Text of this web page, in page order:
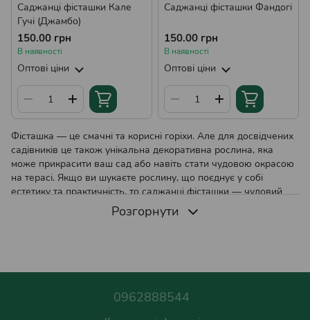
Саджанці фісташки Кале
Гучі (Джамбо)
150.00 грн
В наявності
Оптові ціни
Саджанці фісташки Фандогі
150.00 грн
В наявності
Оптові ціни
Фісташка — це смачні та корисні горіхи. Але для досвідчених
садівників це також унікальна декоративна рослина, яка
може прикрасити ваш сад або навіть стати чудовою окрасою
на терасі. Якщо ви шукаєте рослину, що поєднує у собі
естетику та практичність, то саджанці фісташки — чудовий
в умовах домашнього вирощування її висота зазвичай
Розгорнути
0962888544